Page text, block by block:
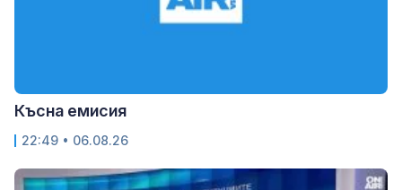
Късна емисия
22:49 • 06.08.26